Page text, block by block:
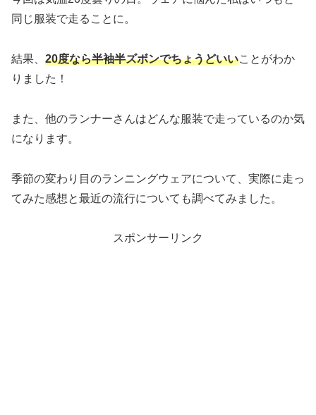
同じ服装で走ることに。
結果、 20度なら半袖半ズボンでちょうどいいことがわか
りました！
また、他のランナーさんはどんな服装で走っているのか気
になります。
季節の変わり目のランニングウェアについて、実際に走っ
てみた感想と最近の流行についても調べてみました。
スポンサーリンク